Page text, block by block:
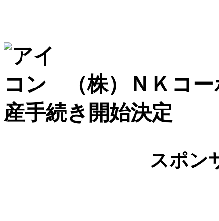
（株）ＮＫコ
産手続き開始決定
スポン